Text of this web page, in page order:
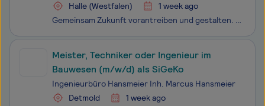
Halle (Westfalen)
1 week ago
Gemeinsam Zukunft vorantreiben und gestalten. Schön, dass Sie sich für eine Karriere beim Kreis Gütersloh interessieren! Bei uns sind Sie Teil einer Gemeinschaft, die aus Liebe zum Kreis die Zukunft gestaltet und gemeinsam nach vorne schaut. Deshalb bietet sich in vielen unterschiedlichen Bereichen
Meister, Techniker oder Ingenieur im
Bauwesen (m/w/d) als SiGeKo
Ingenieurbüro Hansmeier Inh. Marcus Hansmeier
Detmold
1 week ago